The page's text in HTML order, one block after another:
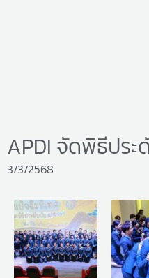
APDI จัดพิธีประ
3/3/2568